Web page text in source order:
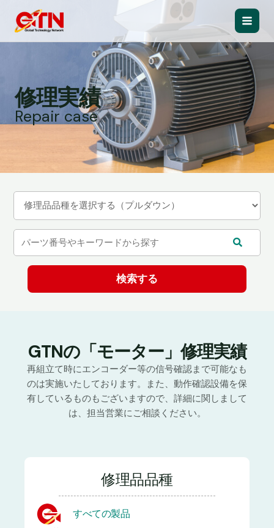
Main
修理実績
Repair case
GTNの「モーター」修理実績
再組立て時にエンコーダー等の信号確認まで可能なも
のは実施いたしております。また、動作確認設備を保
有しているものもございますので、詳細に関しまして
は、担当営業にご相談ください。
修理品品種
すべての製品